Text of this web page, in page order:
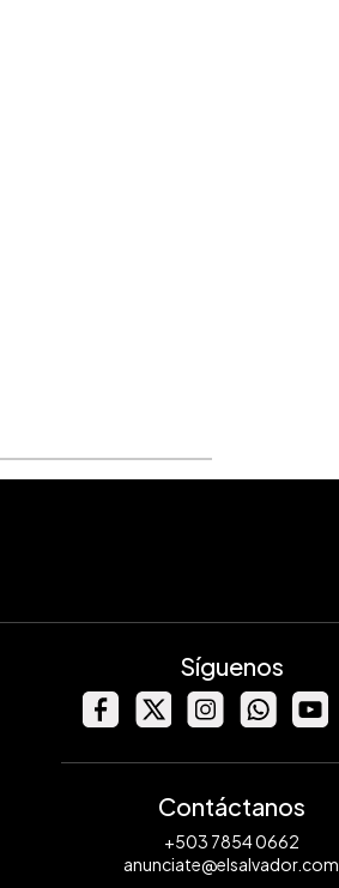
Síguenos
Contáctanos
+503 7854 0662
anunciate@elsalvador.com